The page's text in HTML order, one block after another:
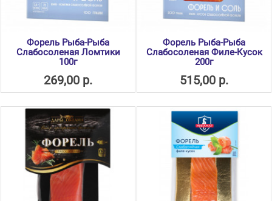
Форель Рыба-Рыба
Слабосоленая Ломтики
100г
269,00 р.
Форель Рыба-Рыба
Слабосоленая Филе-Кусок
200г
515,00 р.